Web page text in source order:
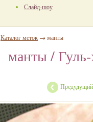
Слайд-шоу
Каталог меток → манты
манты /
Предудущий